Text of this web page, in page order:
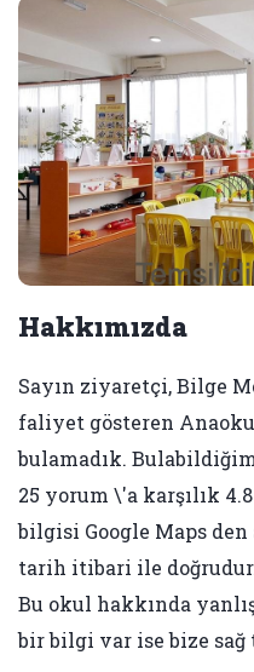
Hakkımızda
Sayın ziyaretçi, Bilge
faliyet gösteren
bulamadık.
25 yorum \'a karşılık
bilgisi Google Maps
tarih itibari ile
Bu okul hakkında
bir bilgi var ise bize